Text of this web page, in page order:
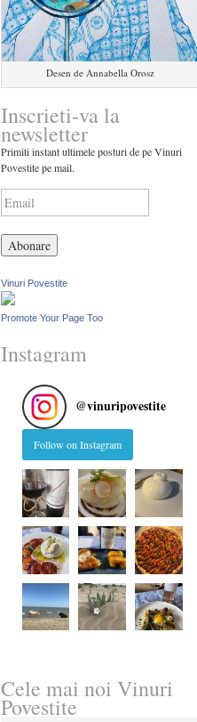
Desen de Annabella Orosz
Inscrieti-va la
newsletter
Primiti instant ultimele posturi de pe Vinuri
Povestite pe mail.
Vinuri Povestite
Promote Your Page Too
Instagram
@vinuripovestite
Follow on Instagram
Cele mai noi Vinuri
Povestite